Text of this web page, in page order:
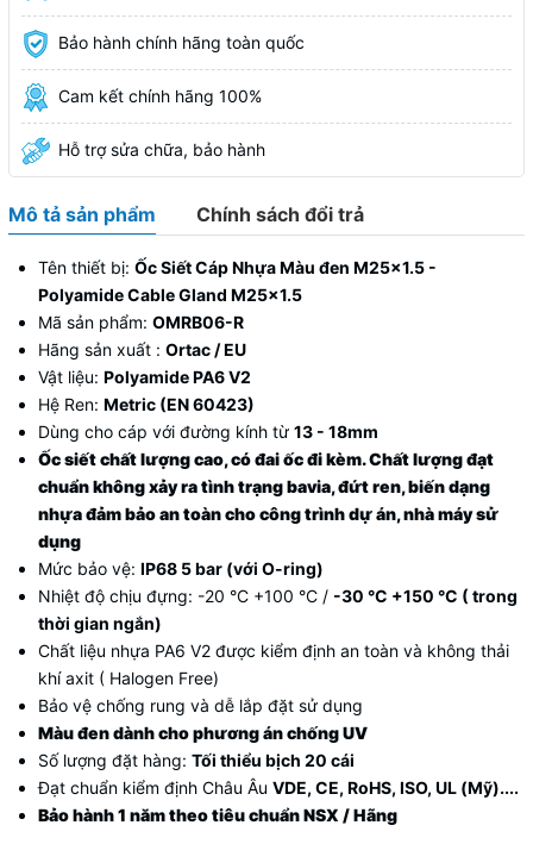
Bảo hành chính hãng toàn quốc
Cam kết chính hãng 100%
Hỗ trợ sửa chữa, bảo hành
Mô tả sản phẩm Chính sách đổi trả
Tên thiết bị: Ốc Siết Cáp Nhựa Màu đen M25x1.5 -
Polyamide Cable Gland M25x1.5
Mã sản phẩm: OMRB06-R
Hãng sản xuất : Ortac / EU
Vật liệu: Polyamide PA6 V2
Hệ Ren: Metric (EN 60423)
Dùng cho cáp với đường kính từ 13 - 18mm
Ốc siết chất lượng cao, có đai ốc đi kèm. Chất lượng đạt
chuẩn không xảy ra tình trạng bavia, đứt ren, biến dạng
nhựa đảm bảo an toàn cho công trình dự án, nhà máy sử
dụng
Mức bảo vệ: IP68 5 bar (với O-ring)
Nhiệt độ chịu đựng: -20 °C +100 °C / -30 °C +150 °C ( trong
thời gian ngắn)
Chất liệu nhựa PA6 V2 được kiểm định an toàn và không thải
khí axit ( Halogen Free)
Bảo vệ chống rung và dễ lắp đặt sử dụng
Màu đen dành cho phương án chống UV
Số lượng đặt hàng: Tối thiểu bịch 20 cái
Đạt chuẩn kiểm định Châu Âu VDE, CE, RoHS, ISO, UL (Mỹ)....
Bảo hành 1 năm theo tiêu chuẩn NSX / Hãng